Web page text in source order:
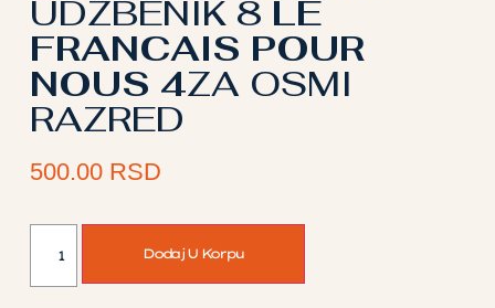
UDZBENIK 8 LE
FRANCAIS POUR
NOUS 4ZA OSMI
RAZRED
500.00 RSD
Dodaj U Korpu